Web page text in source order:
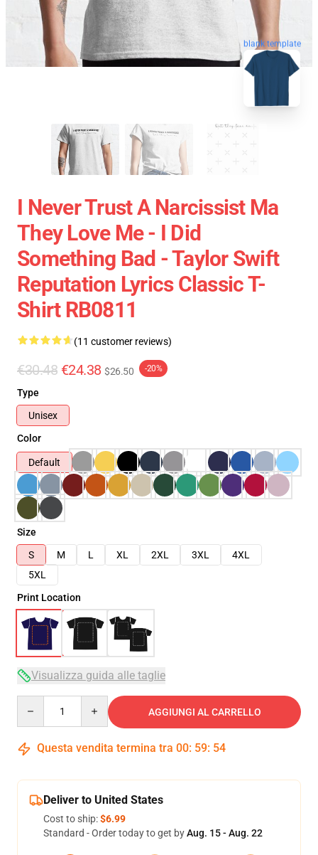
blank template
I Never Trust A Narcissist Ma
They Love Me - I Did
Something Bad - Taylor Swift
Reputation Lyrics Classic T-
Shirt RB0811
(11 customer reviews)
€30.48 €24.38 $26.50 -20%
Type
Unisex
Color
Default
Size
S
M L XL 2XL 3XL
4XL
5XL
Print Location
Visualizza guida alle taglie
AGGIUNGI AL CARRELLO
Questa vendita termina tra 00: 59: 53
Deliver to United States
Cost to ship:$6.99
Standard - Order today to get byAug. 15 - Aug. 22